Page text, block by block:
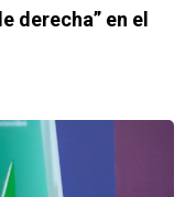
derecha” en el